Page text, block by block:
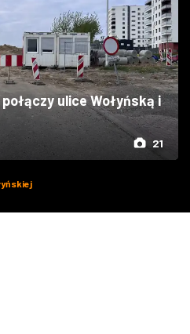
ulice Wołyńską i
21